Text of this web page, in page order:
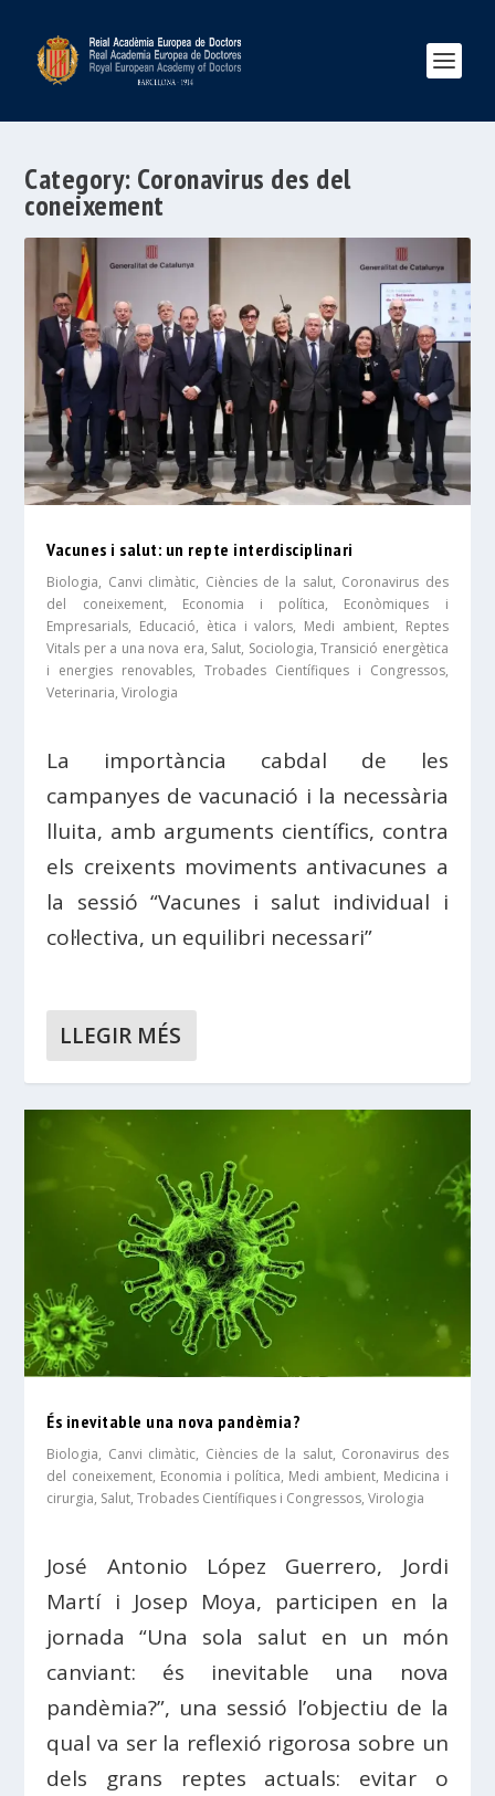
Category: Coronavirus des del
coneixement
Vacunes i salut: un repte interdisciplinari
Biologia, Canvi climàtic, Ciències de la salut, Coronavirus des
del coneixement, Economia i política, Econòmiques i
Empresarials, Educació, ètica i valors, Medi ambient, Reptes
Vitals per a una nova era, Salut, Sociologia,Transició energètica
i energies renovables,Trobades Científiques i Congressos,
Veterinaria,Virologia
La importància cabdal de les
campanyes de vacunació i la necessària
lluita, amb arguments científics, contra
els creixents moviments antivacunes a
la sessió “Vacunes i salut individual i
col·lectiva, un equilibri necessari”
LLEGIR MÉS
És inevitable una nova pandèmia?
Biologia, Canvi climàtic, Ciències de la salut, Coronavirus des
del coneixement, Economia i política, Medi ambient, Medicina i
cirurgia, Salut,Trobades Científiques i Congressos,Virologia
José Antonio López Guerrero, Jordi
Martí i Josep Moya, participen en la
jornada “Una sola salut en un món
canviant: és inevitable una nova
pandèmia?”, una sessió l’objectiu de la
qual va ser la reflexió rigorosa sobre un
dels grans reptes actuals: evitar o